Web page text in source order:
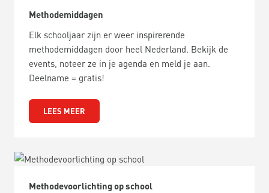
Methodemiddagen
Elk schooljaar zijn er weer inspirerende
methodemiddagen door heel Nederland. Bekijk de
events, noteer ze in je agenda en meld je aan.
Deelname = gratis!
LEES MEER
Methodevoorlichting op school